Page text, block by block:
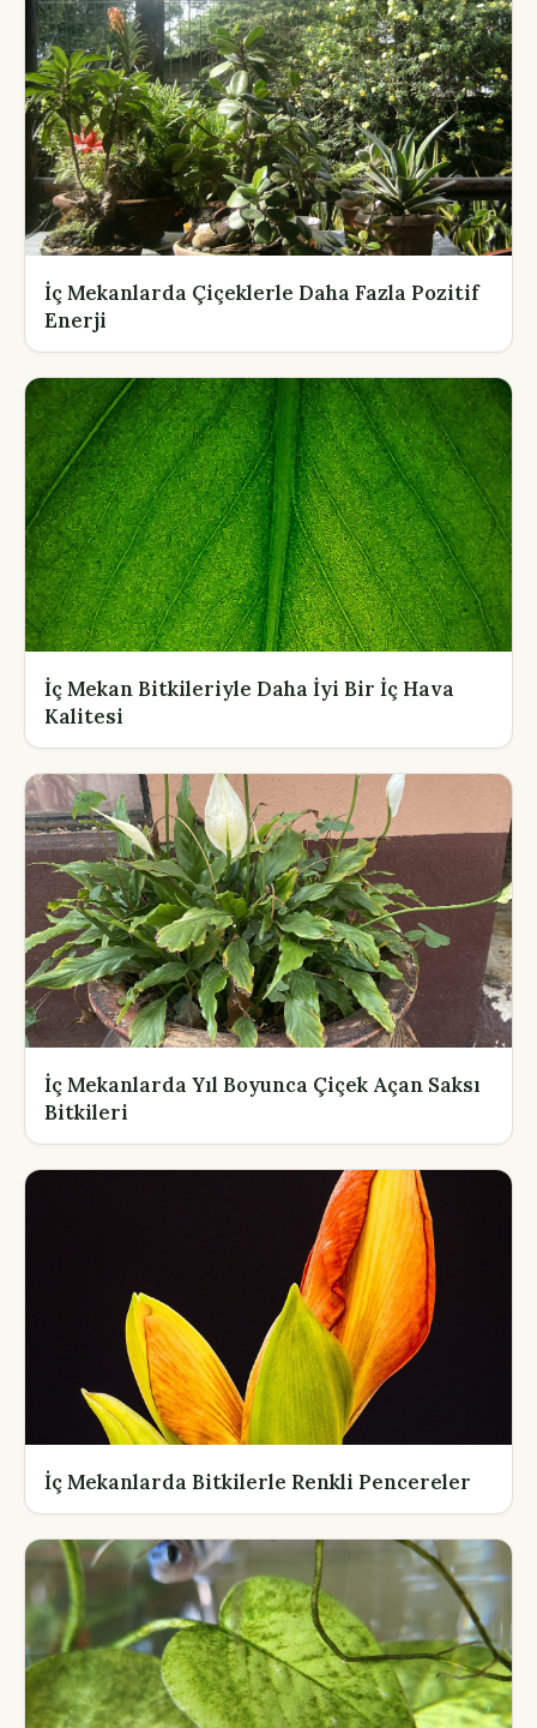
İç Mekanlarda Çiçeklerle Daha Fazla Pozitif
Enerji
İç Mekan Bitkileriyle Daha İyi Bir İç Hava
Kalitesi
İç Mekanlarda Yıl Boyunca Çiçek Açan Saksı
Bitkileri
İç Mekanlarda Bitkilerle Renkli Pencereler